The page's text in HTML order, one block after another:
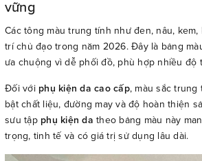
vững
Các tông màu trung tính như đen, nâu,
trí chủ đạo trong năm 2026. Đây là bảng
ưa chuộng vì dễ phối đồ, phù hợp nhiều độ
Đối với phụ kiện da cao cấp, màu sắc trung
bật chất liệu, đường may và độ hoàn thiện
sưu tập phụ kiện da theo bảng màu này
trọng, tinh tế và có giá trị sử dụng lâu dài.